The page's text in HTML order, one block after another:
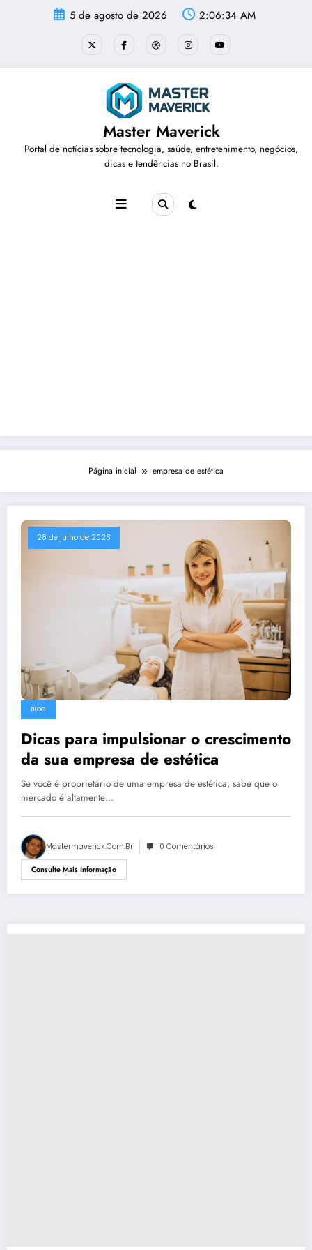
5 de agosto de 2026 2:06:35 AM
Master Maverick
Portal de notícias sobre tecnologia, saúde, entretenimento, negócios,
dicas e tendências no Brasil.
Página inicial empresa de estética
28 de julho de 2023
BLOG
Dicas para impulsionar o crescimento
da sua empresa de estética
Se você é proprietário de uma empresa de estética, sabe que o
mercado é altamente…
Mastermaverick.com.br 0 Comentários
Consulte Mais Informação